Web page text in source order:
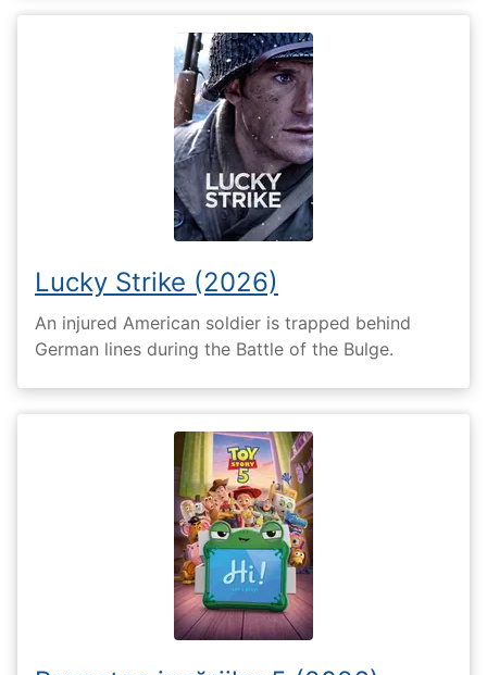
Lucky Strike (2026)
An injured American soldier is trapped behind
German lines during the Battle of the Bulge.